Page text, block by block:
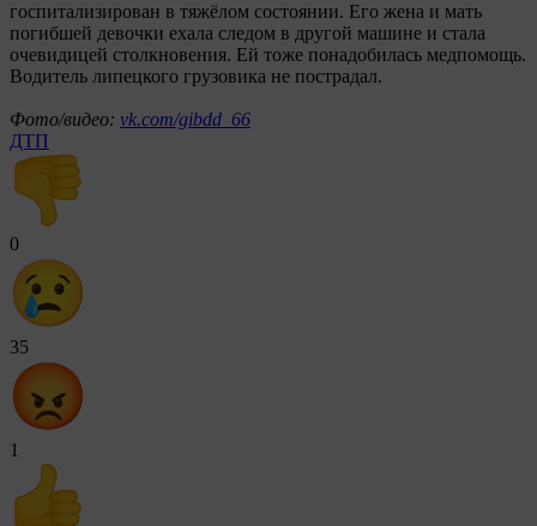
госпитализирован в тяжёлом состоянии. Его жена и мать
погибшей девочки ехала следом в другой машине и стала
очевидицей столкновения. Ей тоже понадобилась медпомощь.
Водитель липецкого грузовика не пострадал.
Фото/видео: vk.com/gibdd_66
ДТП
0
35
1